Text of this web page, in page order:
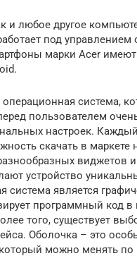
и любое другое
под
марки Acer
система,
пользователем
настроек.
скачать в маркете
виджетов
устройство
система является
программный код в
того, существует
Оболочка – это
можно менять по